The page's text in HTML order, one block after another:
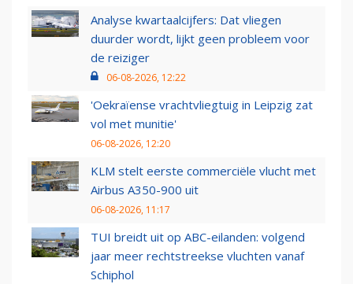
Analyse kwartaalcijfers: Dat vliegen
duurder wordt, lijkt geen probleem voor
de reiziger
06-08-2026, 12:22
'Oekraïense vrachtvliegtuig in Leipzig zat
vol met munitie'
06-08-2026, 12:20
KLM stelt eerste commerciële vlucht met
Airbus A350-900 uit
06-08-2026, 11:17
TUI breidt uit op ABC-eilanden: volgend
jaar meer rechtstreekse vluchten vanaf
Schiphol